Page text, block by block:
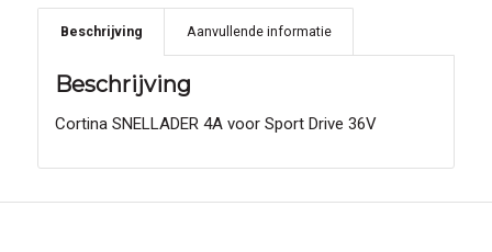
Beschrijving Aanvullende informatie
Beschrijving
Cortina SNELLADER 4A voor Sport Drive 36V